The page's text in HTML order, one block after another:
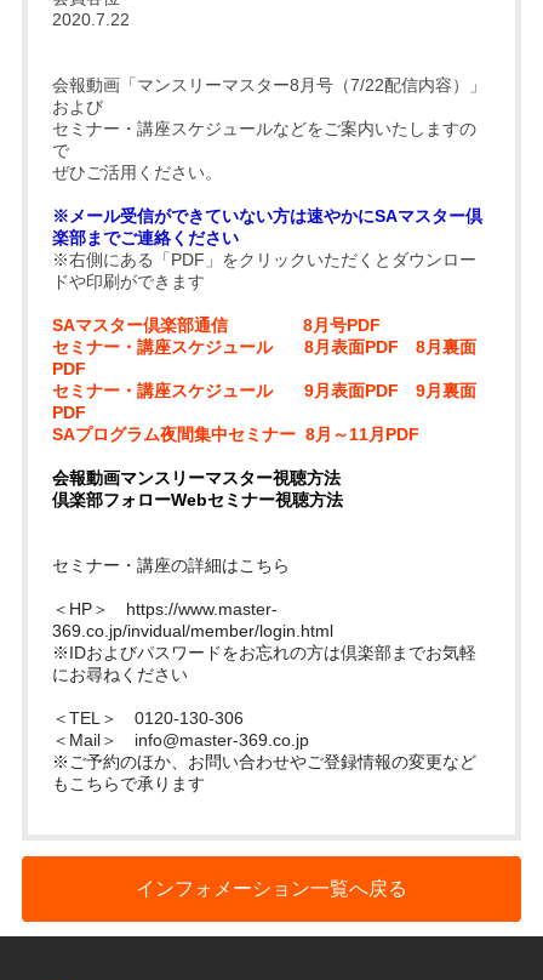
2020.7.22
会報動画「マンスリーマスター8月号（7/22配信内容）」
および
セミナー・講座スケジュールなどをご案内いたしますの
で
ぜひご活用ください。
※メール受信ができていない方は速やかにSAマスター倶
楽部までご連絡ください
※右側にある「PDF」をクリックいただくとダウンロー
ドや印刷ができます
SAマスター倶楽部通信 8月号PDF
セミナー・講座スケジュール 8月表面PDF
8月裏面
PDF
セミナー・講座スケジュール 9月表面PDF
9月裏面
PDF
SAプログラム夜間集中セミナー 8月～11月PDF
会報動画マンスリーマスター視聴方法
倶楽部フォローWebセミナー視聴方法
セミナー・講座の詳細はこちら
＜HP＞ https://www.master-
369.co.jp/invidual/member/login.html
※IDおよびパスワードをお忘れの方は倶楽部までお気軽
にお尋ねください
＜TEL＞ 0120-130-306
＜Mail＞ info@master-369.co.jp
※ご予約のほか、お問い合わせやご登録情報の変更など
もこちらで承ります
インフォメーション一覧へ戻る